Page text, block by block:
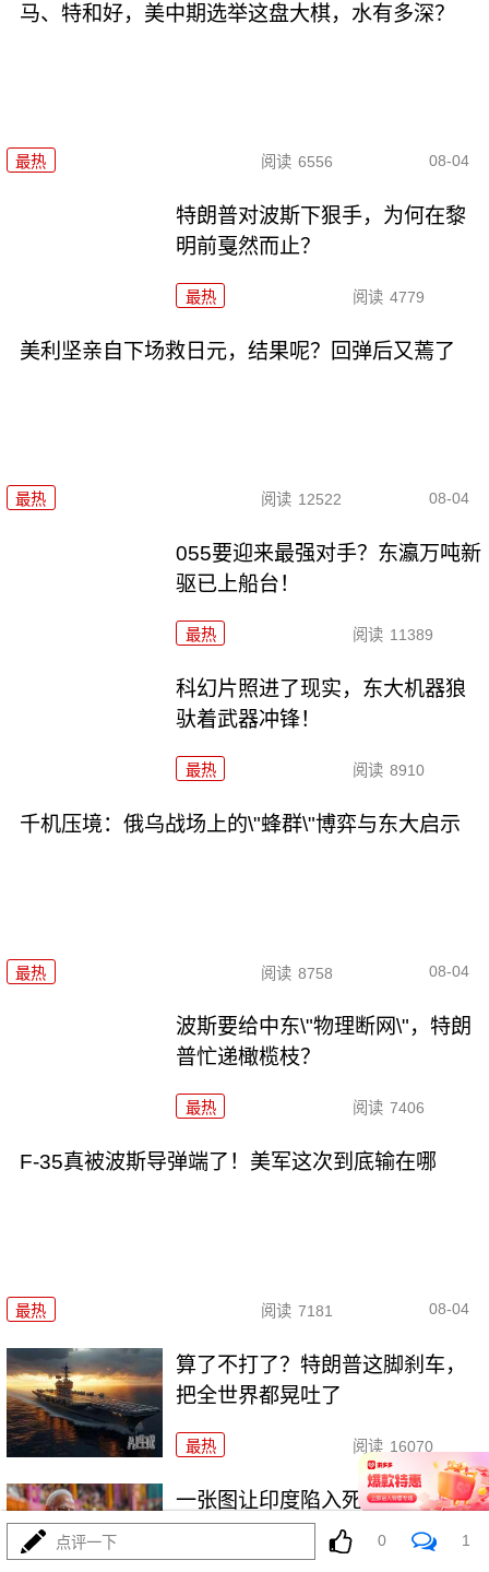
马、特和好，美中期选举这盘大棋，水有多深？
最热 阅读 6556 08-04
特朗普对波斯下狠手，为何在黎
明前戛然而止？
最热 阅读 4779
美利坚亲自下场救日元，结果呢？回弹后又蔫了
最热 阅读 12522 08-04
055要迎来最强对手？东瀛万吨新
驱已上船台！
最热 阅读 11389
科幻片照进了现实，东大机器狼
驮着武器冲锋！
最热 阅读 8910
千机压境：俄乌战场上的\"蜂群\"博弈与东大启示
最热 阅读 8758 08-04
波斯要给中东\"物理断网\"，特朗
普忙递橄榄枝？
最热 阅读 7406
F-35真被波斯导弹端了！美军这次到底输在哪
最热 阅读 7181 08-04
算了不打了？特朗普这脚刹车，
把全世界都晃吐了
最热 阅读 16070
一张图让印度陷入死寂，五枚金
牌背后的终极真相
点评一下 0 1